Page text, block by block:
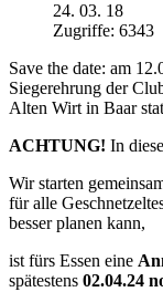
24. 03. 18
Zugriffe: 6343
Save the date: am
Siegerehrung der
Alten Wirt in Baar
ACHTUNG! In
Wir starten
für alle
besser planen kann,
ist fürs Essen eine
spätestens 02.04.24